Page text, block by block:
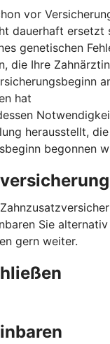
vor
dauerhaft ersetzt
genetischen
die Ihre
hat
herausstellt,
begonnen
Sie
gern weiter.